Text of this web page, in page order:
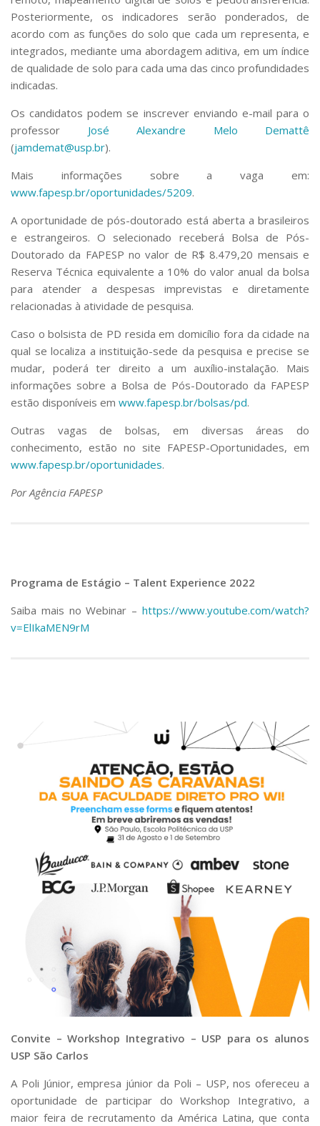
Posteriormente, os indicadores serão ponderados, de
acordo com as funções do solo que cada um representa, e
integrados, mediante uma abordagem aditiva, em um índice
de qualidade de solo para cada uma das cinco profundidades
indicadas.
Os candidatos podem se inscrever enviando e-mail para o
professor José Alexandre Melo Demattê
(jamdemat@usp.br).
Mais informações sobre a vaga em:
www.fapesp.br/oportunidades/5209.
A oportunidade de pós-doutorado está aberta a brasileiros
e estrangeiros. O selecionado receberá Bolsa de Pós-
Doutorado da FAPESP no valor de R$ 8.479,20 mensais e
Reserva Técnica equivalente a 10% do valor anual da bolsa
para atender a despesas imprevistas e diretamente
relacionadas à atividade de pesquisa.
Caso o bolsista de PD resida em domicílio fora da cidade na
qual se localiza a instituição-sede da pesquisa e precise se
mudar, poderá ter direito a um auxílio-instalação. Mais
informações sobre a Bolsa de Pós-Doutorado da FAPESP
estão disponíveis em www.fapesp.br/bolsas/pd.
Outras vagas de bolsas, em diversas áreas do
conhecimento, estão no site FAPESP-Oportunidades, em
www.fapesp.br/oportunidades.
Por Agência FAPESP
Programa de Estágio – Talent Experience 2022
Saiba mais no Webinar – https://www.youtube.com/watch?
v=ElIkaMEN9rM
Convite – Workshop Integrativo – USP para os alunos
USP São Carlos
A Poli Júnior, empresa júnior da Poli – USP, nos ofereceu a
oportunidade de participar do Workshop Integrativo, a
maior feira de recrutamento da América Latina, que conta